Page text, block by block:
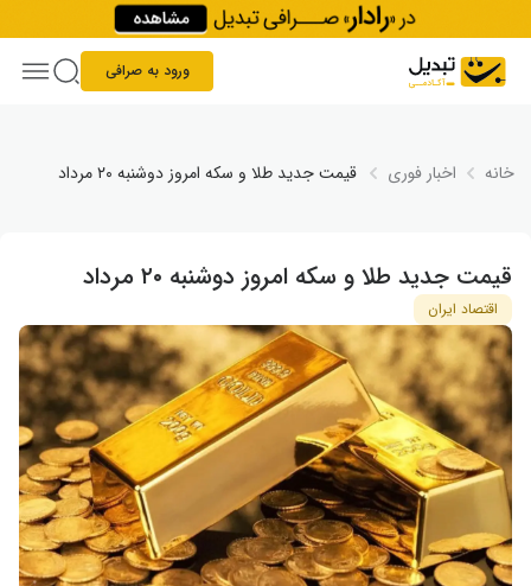
Skip to content
ورود به صرافی
خانه اخبار فوری قیمت جدید طلا و سکه امروز دوشنبه ۲۰ مرداد
قیمت جدید طلا و سکه امروز دوشنبه ۲۰ مرداد
اقتصاد ایران